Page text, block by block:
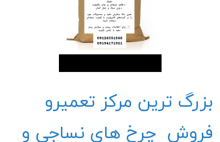
بزرگ ترین مرکز تعمیرو
فروش چرخ های نساجی و